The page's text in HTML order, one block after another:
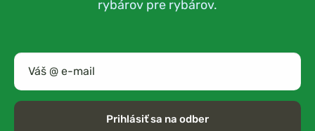
rybárov pre rybárov.
Prihlásiť sa na odber